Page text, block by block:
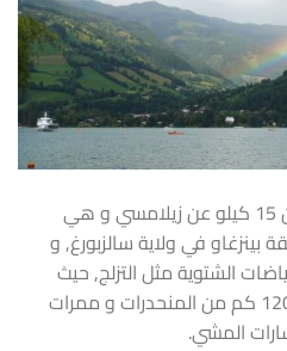
تبعد قرية ماريا ألم ما يقرب من 15 كيلو عن زيلامسي و هي
بينزغاو في ولاية سالزبورغ, و
الشتوية مثل التزلج, حيث
تتوفر مساحات تمتد لمسافة 120 كم من المنحدرات و ممرات
المشي.